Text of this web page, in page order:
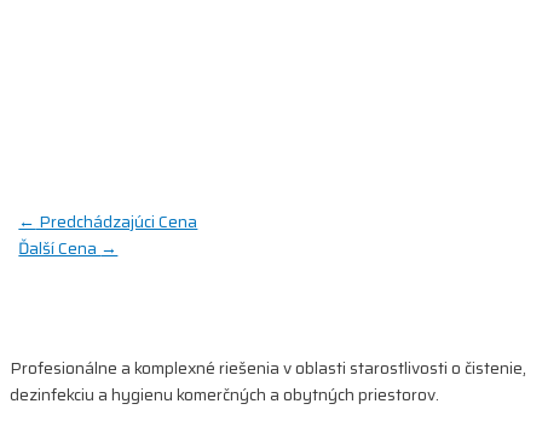
←Predchádzajúci Cena
Ďalší Cena→
Profesionálne a komplexné riešenia v oblasti starostlivosti o čistenie,
dezinfekciu a hygienu komerčných a obytných priestorov.